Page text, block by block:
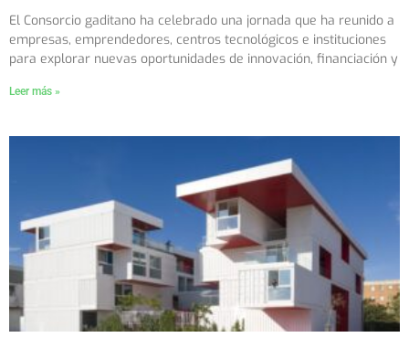
El Consorcio gaditano ha celebrado una jornada que ha reunido a
empresas, emprendedores, centros tecnológicos e instituciones
para explorar nuevas oportunidades de innovación, financiación y
Leer más »